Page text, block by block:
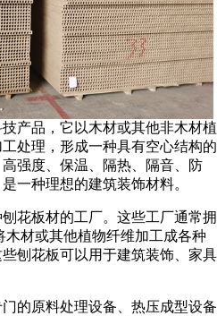
联系我们
产品，它以木材或其他非木材植
处理，形成一种具有空心结构的
强度、保温、隔热、隔音、防
一种理想的建筑装饰材料。
花板材的工厂。这些工厂通常拥
材或其他植物纤维加工成各种
刨花板可以用于建筑装饰、家具
的原料处理设备、热压成型设备